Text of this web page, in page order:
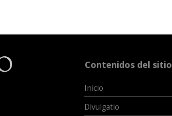
Contenidos del sitio
Inicio
Divulgatio